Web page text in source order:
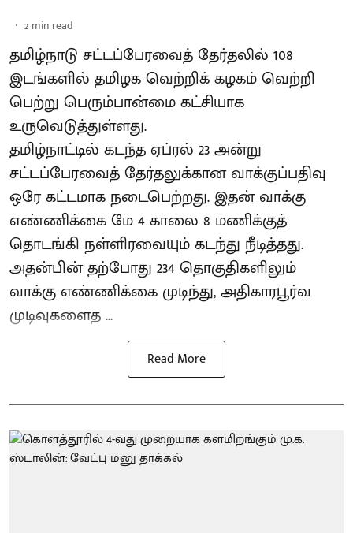
2 min read
தமிழ்நாடு சட்டப்பேரவைத் தேர்தலில் 108
இடங்களில் தமிழக வெற்றிக் கழகம் வெற்றி
பெற்று பெரும்பான்மை கட்சியாக
உருவெடுத்துள்ளது.
தமிழ்நாட்டில் கடந்த ஏப்ரல் 23 அன்று
சட்டப்பேரவைத் தேர்தலுக்கான வாக்குப்பதிவு
ஒரே கட்டமாக நடைபெற்றது. இதன் வாக்கு
எண்ணிக்கை மே 4 காலை 8 மணிக்குத்
தொடங்கி நள்ளிரவையும் கடந்து நீடித்தது.
அதன்பின் தற்போது 234 தொகுதிகளிலும்
வாக்கு எண்ணிக்கை முடிந்து, அதிகாரபூர்வ
முடிவுகளைத ...
Read More